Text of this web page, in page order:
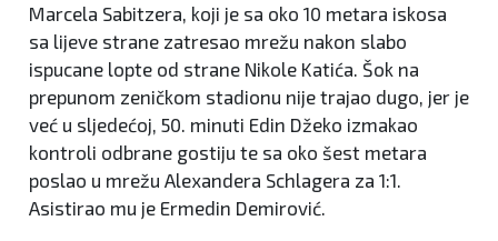
Marcela Sabitzera, koji je sa oko 10 metara iskosa
sa lijeve strane zatresao mrežu nakon slabo
ispucane lopte od strane Nikole Katića. Šok na
prepunom zeničkom stadionu nije trajao dugo, jer je
već u sljedećoj, 50. minuti Edin Džeko izmakao
kontroli odbrane gostiju te sa oko šest metara
poslao u mrežu Alexandera Schlagera za 1:1.
Asistirao mu je Ermedin Demirović.